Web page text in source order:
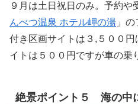
９月は土日祝日のみ。予約や
んべつ温泉 ホテル岬の湯 」
付き区画サイトは３,５００
イトは５００円ですが車の乗
絶景ポイント５ 海の中